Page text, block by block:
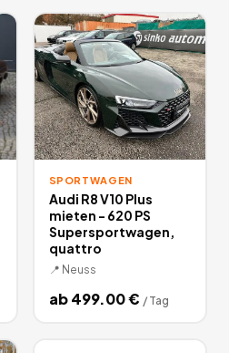
SPORTWAGEN
Audi R8 V10 Plus
mieten - 620 PS
Supersportwagen,
quattro
📍 Neuss
ab499.00€ / Tag